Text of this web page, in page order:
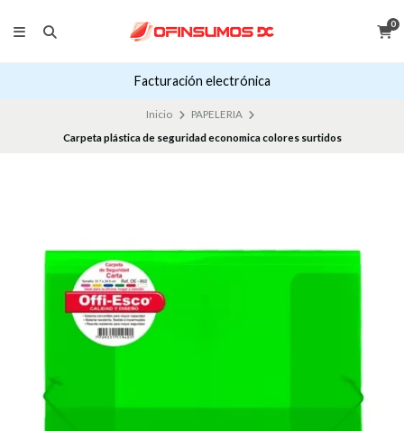
0
Facturación electrónica
Inicio
PAPELERIA
Carpeta plástica de seguridad economica colores surtidos